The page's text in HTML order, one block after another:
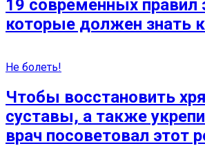
19 современных правил
которые должен знать
Не болеть!
Чтобы восстановить
суставы, а также
врач посоветовал этот